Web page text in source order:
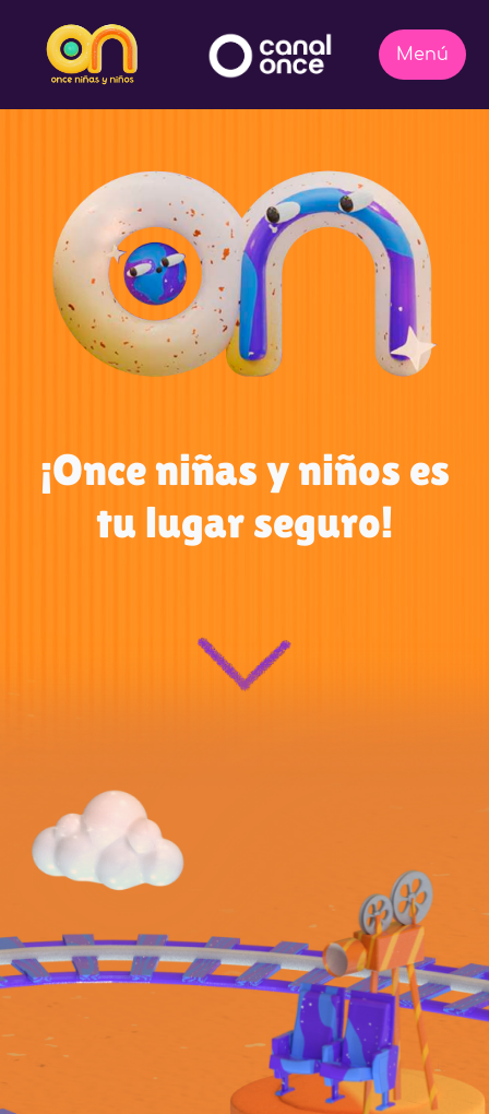
¡Once niñas y niños es
tu lugar seguro!